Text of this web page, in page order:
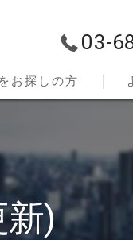
03-
お探しの方
)